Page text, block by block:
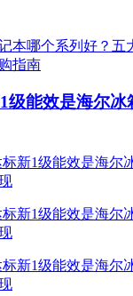
级能效是海尔